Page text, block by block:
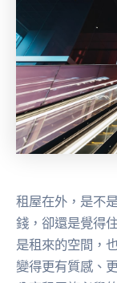
租屋在外，是不
錢，卻還是覺得
是租來的空間，
變得更有質感、